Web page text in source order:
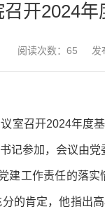
开2024
阅读次数： 65 发
室召开2024年度
记参加，会议由党
建工作责任的落
的肯定，他指出